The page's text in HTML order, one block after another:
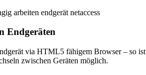
Endgeräten
via HTML5 fähigem Browser – so ist
zwischen Geräten möglich.